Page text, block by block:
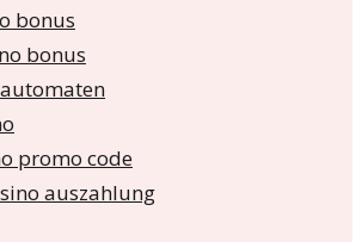
bonus
bonus
promo code
auszahlung